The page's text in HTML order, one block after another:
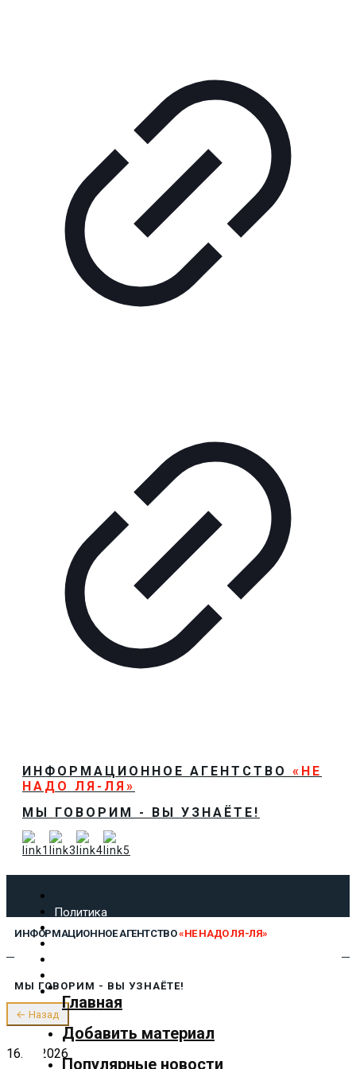
ИНФОРМАЦИОННОЕ АГЕНТСТВО «НЕ
НАДО ЛЯ-ЛЯ»
МЫ ГОВОРИМ - ВЫ УЗНАЁТЕ!
Политика
Экономика
Культура
Предложить новость
О нас
ИНФОРМАЦИОННОЕ АГЕНТСТВО«НЕ НАДО ЛЯ-ЛЯ»
Главная
Добавить материал
Популярные новости
МЫ ГОВОРИМ - ВЫ УЗНАЁТЕ!
← Назад
16.06.2026